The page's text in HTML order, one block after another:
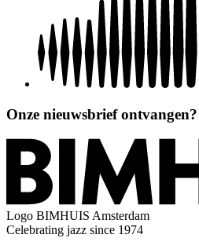
Onze nieuwsbrief ontvangen?
Logo BIMHUIS Amsterdam
Celebrating jazz since 1974